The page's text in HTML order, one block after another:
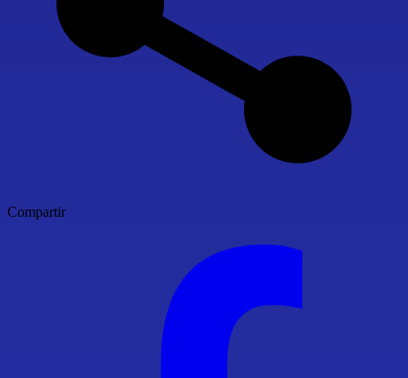
Compartir